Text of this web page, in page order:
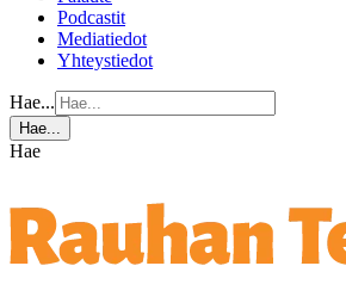
Podcastit
Mediatiedot
Yhteystiedot
Hae...
Hae...
Hae